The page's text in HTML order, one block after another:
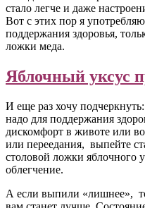
стало легче и даже
Вот с этих пор я
поддержания здоровья,
ложки меда.
Яблочный уксус
И еще раз хочу
надо для поддержания
дискомфорт в животе или
или переедания, выпейте
столовой ложки яблочного
облегчение.
А если выпили «лишнее»,